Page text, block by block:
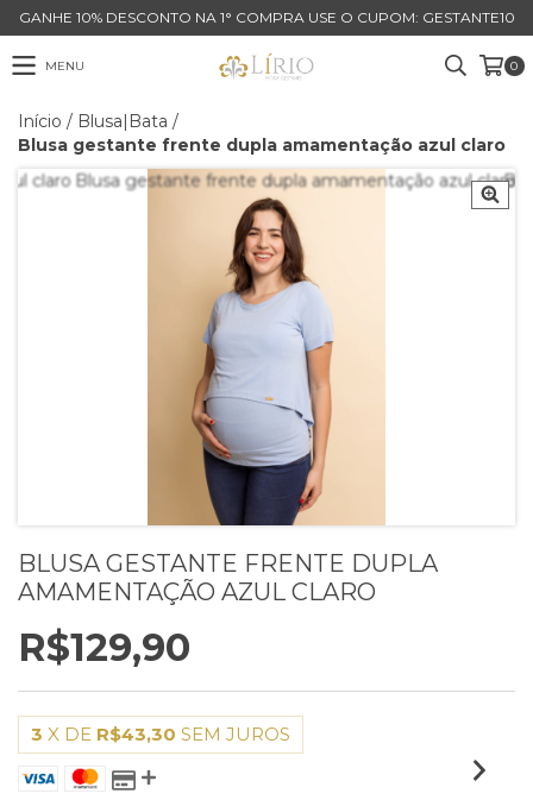
GANHE 10% DESCONTO NA 1° COMPRA USE O CUPOM: GESTANTE10
MENU 0
Início / Blusa|Bata /
Blusa gestante frente dupla amamentação azul claro
BLUSA GESTANTE FRENTE DUPLA
AMAMENTAÇÃO AZUL CLARO
R$129,90
3 X DE R$43,30 SEM JUROS